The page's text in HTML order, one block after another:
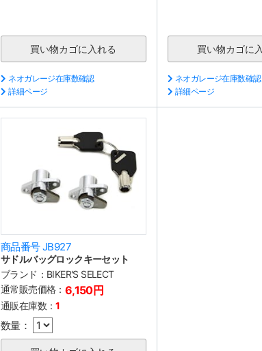
ネオガレージ在庫数確認
詳細ページ
ネオガレージ在庫数確認
詳細ページ
商品番号 JB927
サドルバッグロックキーセット
ブランド： BIKER'S SELECT
通常販売価格： 6,150円
通販在庫数：1
数量：